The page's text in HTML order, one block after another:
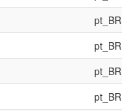
pt_BR
pt_BR
pt_BR
pt_BR